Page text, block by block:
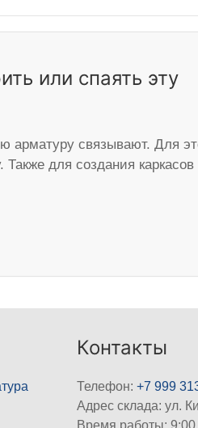
или спаять эту
арматуру связывают. Для
Также для создания каркасов
Контакты
Телефон:+7 999
Адрес склада: ул.
Время работы: 9:00